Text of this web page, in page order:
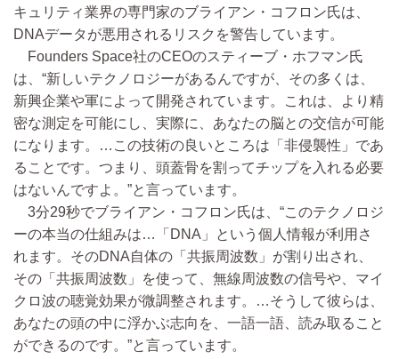
キュリティ業界の専門家のブライアン・コフロン氏は、
DNAデータが悪用されるリスクを警告しています。
Founders Space社のCEOのスティーブ・ホフマン氏
は、“新しいテクノロジーがあるんですが、その多くは、
新興企業や軍によって開発されています。これは、より精
密な測定を可能にし、実際に、あなたの脳との交信が可能
になります。…この技術の良いところは「非侵襲性」であ
ることです。つまり、頭蓋骨を割ってチップを入れる必要
はないんですよ。”と言っています。
3分29秒でブライアン・コフロン氏は、“このテクノロジ
ーの本当の仕組みは…「DNA」という個人情報が利用さ
れます。そのDNA自体の「共振周波数」が割り出され、
その「共振周波数」を使って、無線周波数の信号や、マイ
クロ波の聴覚効果が微調整されます。…そうして彼らは、
あなたの頭の中に浮かぶ志向を、一語一語、読み取ること
ができるのです。”と言っています。